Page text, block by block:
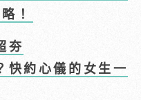
！
夯
約心儀的女生一